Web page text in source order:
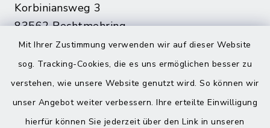
Mit Ihrer Zustimmung verwenden wir auf dieser Website
sog. Tracking-Cookies, die es uns ermöglichen besser zu
verstehen, wie unsere Website genutzt wird. So können wir
unser Angebot weiter verbessern. Ihre erteilte Einwilligung
hierfür können Sie jederzeit über den Link in unseren
Korbiniansweg 3
83562 Rechtmehring
08076 499
08076 8595
poststelle@vg-maitenbeth.de